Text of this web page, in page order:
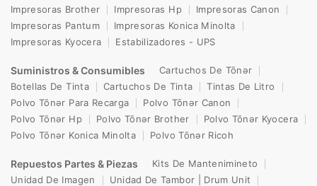
Impresoras Brother
Impresoras Hp
Impresoras Canon
Impresoras Pantum
Impresoras Konica Minolta
Impresoras Kyocera
Estabilizadores - UPS
Suministros & Consumibles
Cartuchos De Tōnər
Botellas De Tinta
Cartuchos De Tinta
Tintas De Litro
Polvo Tōnər Para Recarga
Polvo Tōnər Canon
Polvo Tōnər Hp
Polvo Tōnər Brother
Polvo Tōnər Kyocera
Polvo Tōnər Konica Minolta
Polvo Tōnər Ricoh
Repuestos Partes & Piezas
Kits De Mantenimineto
Unidad De Imagen
Unidad De Tambor | Drum Unit